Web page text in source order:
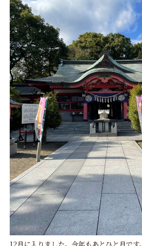
12月に入りました。今年もあとひと月です。